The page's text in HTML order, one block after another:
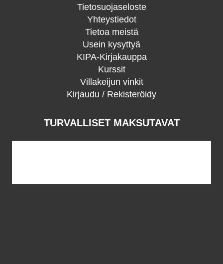
Tietosuojaseloste
Yhteystiedot
Tietoa meistä
Usein kysyttyä
KIPA-Kirjakauppa
Kurssit
Villakeijun vinkit
Kirjaudu / Rekisteröidy
TURVALLISET MAKSUTAVAT